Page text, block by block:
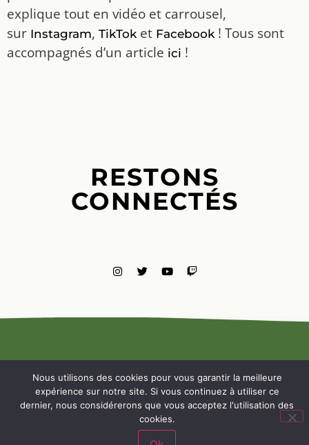
explique tout en vidéo et carrousel,
sur Instagram, TikToket Facebook! Tous sont
accompagnés d’un article ici !
RESTONS
CONNECTÉS
MENTIONS
LÉGALES
NOUS
Nous utilisons des cookies pour vous garantir la meilleure
expérience sur notre site. Si vous continuez à utiliser ce
dernier, nous considérerons que vous acceptez l'utilisation des
cookies.